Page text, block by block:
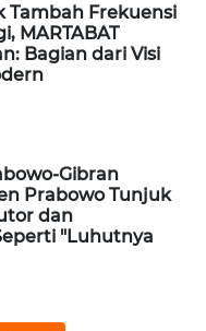
Tambah Frekuensi
MARTABAT
Bagian dari Visi
Gibran
Prabowo Tunjuk
dan
"Luhutnya